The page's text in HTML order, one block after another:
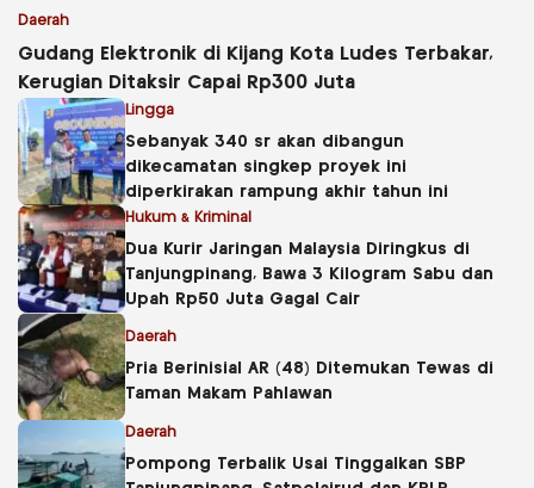
Daerah
Gudang Elektronik di Kijang Kota Ludes Terbakar,
Kerugian Ditaksir Capai Rp300 Juta
Lingga
Sebanyak 340 sr akan dibangun
dikecamatan singkep proyek ini
diperkirakan rampung akhir tahun ini
Hukum & Kriminal
Dua Kurir Jaringan Malaysia Diringkus di
Tanjungpinang, Bawa 3 Kilogram Sabu dan
Upah Rp50 Juta Gagal Cair
Daerah
Pria Berinisial AR (48) Ditemukan Tewas di
Taman Makam Pahlawan
Daerah
Pompong Terbalik Usai Tinggalkan SBP